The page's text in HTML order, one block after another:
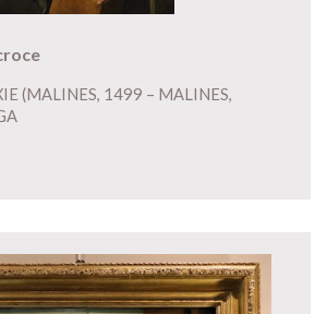
(MALINES, 1499 – MALINES,